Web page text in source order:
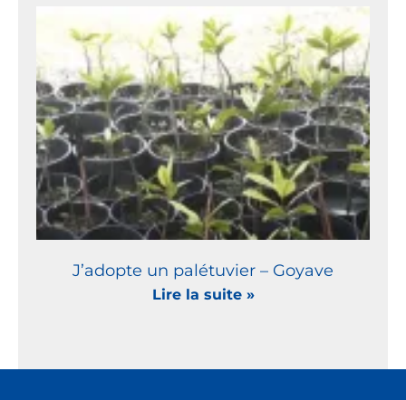
J’adopte un palétuvier – Goyave
Lire la suite »